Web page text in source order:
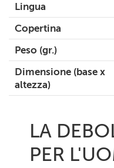
Lingua
Copertina
Peso (gr.)
Dimensione (base x
altezza)
LA
PER